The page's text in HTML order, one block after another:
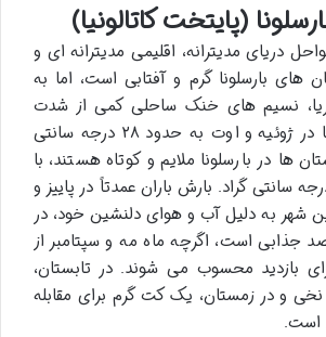
(پایتخت کاتالونیا)
دریای مدیترانه، اقلیمی مدیترانه ای و
های بارسلونا گرم و آفتابی است، اما به
نسیم های خنک ساحلی کمی از شدت
گرما می کاهند. دما در ژوئیه و اوت به حدود ۲۸ درجه سانتی
ها در بارسلونا ملایم و کوتاه هستند، با
بین ۶ تا ۱۴ درجه سانتی گراد. بارش باران عمدتاً در پاییز و
شهر به دلیل آب و هوای دلنشین خود، در
جذابی است، اگرچه ماه مه و سپتامبر از
بازدید محسوب می شوند. در تابستان،
و در زمستان، یک کت گرم برای مقابله
است.